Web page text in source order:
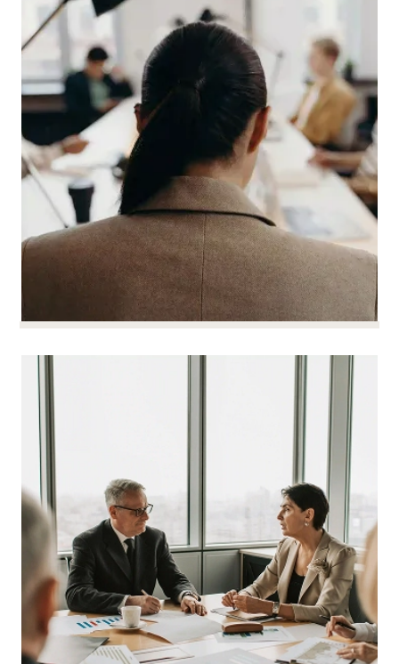
构建治理结构并将其付诸实施
作为一名管理者，您需要快速、妥善地做出决策，
同时为未来做好准备。
我们为您构建公司治理结构，使其在面对日常挑战
时依然清晰稳固。公司章程、授权、内部规则：一
切都会更新，以保护您的决策和公司的长远未来。
您可以在一个支持您长期愿景的组织中平静地向前
迈进。